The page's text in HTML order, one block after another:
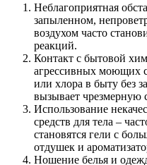
Неблагоприятная
запыленном,
воздухом часто
реакций.
Контакт с бытовой
агрессивных моющих
или хлора в быту без
вызывает чрезмерную
Использование
средств для тела –
становятся гели с
отдушек и
Ношение белья и